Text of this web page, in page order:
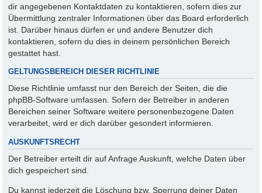
dir angegebenen Kontaktdaten zu kontaktieren, sofern dies zur
Übermittlung zentraler Informationen über das Board erforderlich
ist. Darüber hinaus dürfen er und andere Benutzer dich
kontaktieren, sofern du dies in deinem persönlichen Bereich
gestattet hast.
GELTUNGSBEREICH DIESER RICHTLINIE
Diese Richtlinie umfasst nur den Bereich der Seiten, die die
phpBB-Software umfassen. Sofern der Betreiber in anderen
Bereichen seiner Software weitere personenbezogene Daten
verarbeitet, wird er dich darüber gesondert informieren.
AUSKUNFTSRECHT
Der Betreiber erteilt dir auf Anfrage Auskunft, welche Daten über
dich gespeichert sind.
Du kannst jederzeit die Löschung bzw. Sperrung deiner Daten